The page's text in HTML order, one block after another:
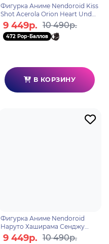
Фигурка Аниме Nendoroid Kiss
Shot Acerola Orion Heart Under
Blade 10см 4580590201866
9 449р. 10 490р.
472 Pop-Баллов
В КОРЗИНУ
Фигурка Аниме Nendoroid
Наруто Хаширама Сенджу
10см 4580590204744
9 449р. 10 490р.